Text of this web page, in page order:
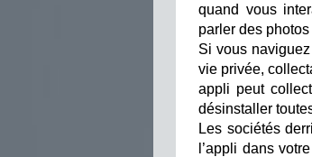
quand vous
parler des
Si vous
vie privée,
appli peut
désinstaller
Les sociétés
l’appli dans